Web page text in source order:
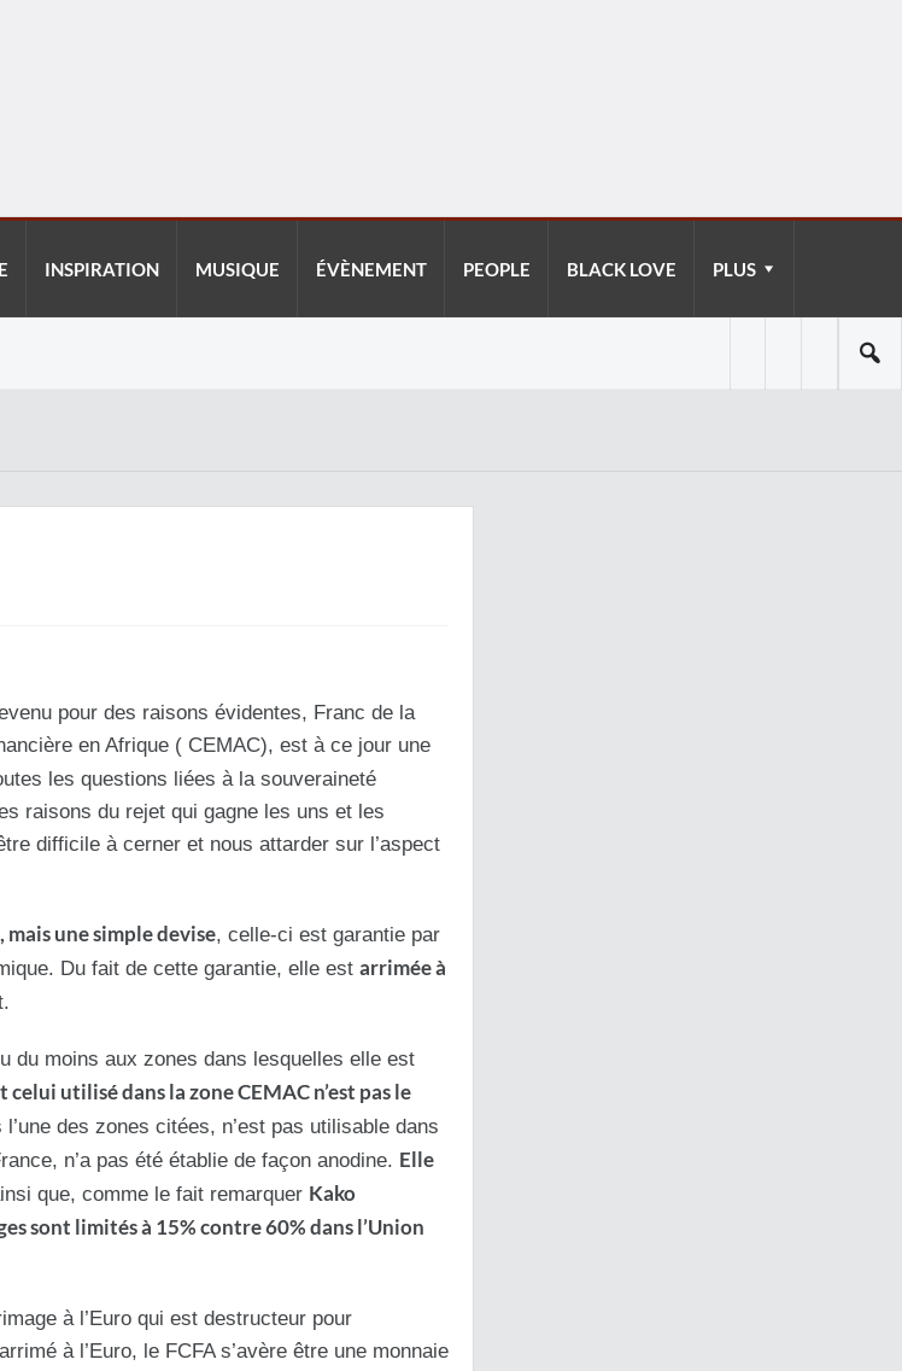
INSPIRATION MUSIQUE ÉVÈNEMENT PEOPLE BLACK LOVE PLUS
pour des raisons évidentes, Franc de la
en Afrique ( CEMAC), ‎est à ce jour une
les questions liées à la souveraineté
raisons du rejet qui gagne les uns et les
difficile à cerner et nous attarder sur l’aspect
mais une simple devise, celle-ci est garantie par
Du fait de cette garantie, elle est arrimée à
du moins aux zones dans lesquelles elle est
utilisé dans la zone CEMAC n’est pas le
des zones citées, n’est pas utilisable dans
n’a pas été établie de façon anodine. Elle
que, comme le fait remarquer Kako
sont limités à 15% contre 60% dans l’Union
à l’Euro qui est destructeur pour
à l’Euro, le FCFA s’avère être une monnaie